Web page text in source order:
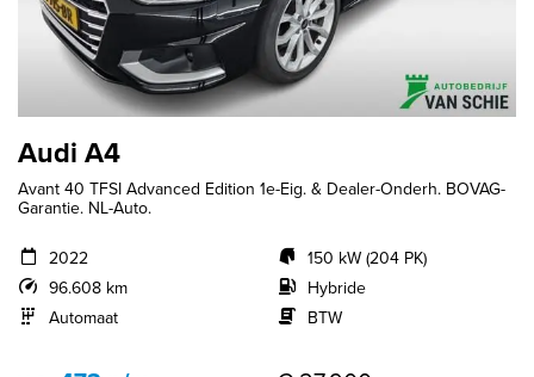
Audi A4
Avant 40 TFSI Advanced Edition 1e-Eig. & Dealer-Onderh. BOVAG-
Garantie. NL-Auto.
2022
96.608 km
Automaat
150 kW (204 PK)
Hybride
BTW